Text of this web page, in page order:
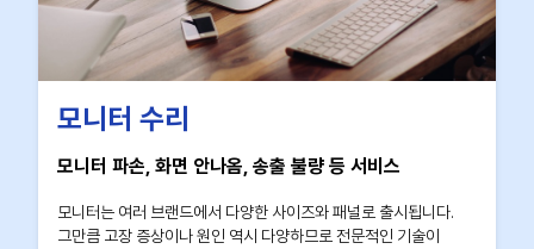
모니터 수리
모니터 파손, 화면 안나옴, 송출 불량 등 서비스
모니터는 여러 브랜드에서 다양한 사이즈와 패널로 출시됩니다.
그만큼 고장 증상이나 원인 역시 다양하므로 전문적인 기술이